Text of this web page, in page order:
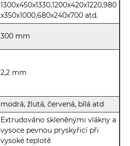
1300x450x1330,1200x420x1220,980
x350x1000,680x240x700 atd.
300 mm
2,2 mm
modrá, žlutá, červená, bílá atd
Extrudováno skleněnými vlákny a
vysoce pevnou pryskyřicí při
vysoké teplotě